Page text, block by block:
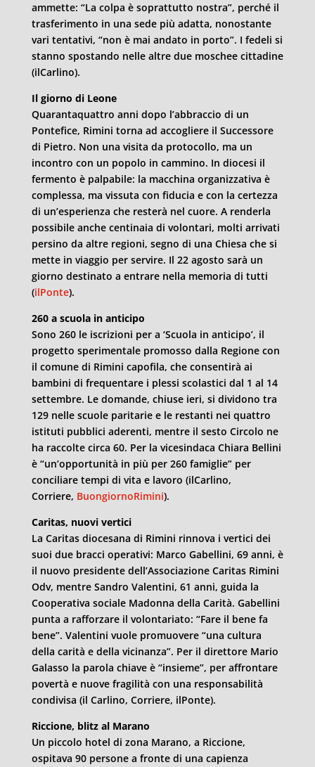
ammette: “La colpa è soprattutto nostra”, perché il
trasferimento in una sede più adatta, nonostante
vari tentativi, “non è mai andato in porto”. I fedeli si
stanno spostando nelle altre due moschee cittadine
(ilCarlino).
Il giorno di Leone
Quarantaquattro anni dopo l’abbraccio di un
Pontefice, Rimini torna ad accogliere il Successore
di Pietro. Non una visita da protocollo, ma un
incontro con un popolo in cammino. In diocesi il
fermento è palpabile: la macchina organizzativa è
complessa, ma vissuta con fiducia e con la certezza
di un’esperienza che resterà nel cuore. A renderla
possibile anche centinaia di volontari, molti arrivati
persino da altre regioni, segno di una Chiesa che si
mette in viaggio per servire. Il 22 agosto sarà un
giorno destinato a entrare nella memoria di tutti
(ilPonte).
260 a scuola in anticipo
Sono 260 le iscrizioni per a ‘Scuola in anticipo’, il
progetto sperimentale promosso dalla Regione con
il comune di Rimini capofila, che consentirà ai
bambini di frequentare i plessi scolastici dal 1 al 14
settembre. Le domande, chiuse ieri, si dividono tra
129 nelle scuole paritarie e le restanti nei quattro
istituti pubblici aderenti, mentre il sesto Circolo ne
ha raccolte circa 60. Per la vicesindaca Chiara Bellini
è “un’opportunità in più per 260 famiglie” per
conciliare tempi di vita e lavoro (ilCarlino,
Corriere, BuongiornoRimini).
Caritas, nuovi vertici
La Caritas diocesana di Rimini rinnova i vertici dei
suoi due bracci operativi: Marco Gabellini, 69 anni, è
il nuovo presidente dell’Associazione Caritas Rimini
Odv, mentre Sandro Valentini, 61 anni, guida la
Cooperativa sociale Madonna della Carità. Gabellini
punta a rafforzare il volontariato: “Fare il bene fa
bene”. Valentini vuole promuovere “una cultura
della carità e della vicinanza”. Per il direttore Mario
Galasso la parola chiave è “insieme”, per affrontare
povertà e nuove fragilità con una responsabilità
condivisa (il Carlino, Corriere, ilPonte).
Riccione, blitz al Marano
Un piccolo hotel di zona Marano, a Riccione,
ospitava 90 persone a fronte di una capienza